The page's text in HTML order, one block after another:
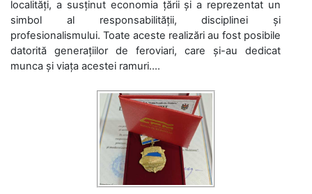
localități, a susținut economia țării și a reprezentat un
simbol al responsabilității, disciplinei și
profesionalismului. Toate aceste realizări au fost posibile
datorită generațiilor de feroviari, care și-au dedicat
munca și viața acestei ramuri....